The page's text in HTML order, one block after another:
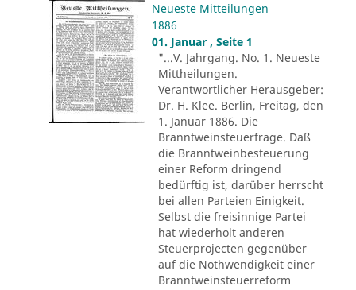
Neueste Mitteilungen
1886
01. Januar , Seite 1
"...V. Jahrgang. No. 1. Neueste
Mittheilungen.
Verantwortlicher Herausgeber:
Dr. H. Klee. Berlin, Freitag, den
1. Januar 1886. Die
Branntweinsteuerfrage. Daß
die Branntweinbesteuerung
einer Reform dringend
bedürftig ist, darüber herrscht
bei allen Parteien Einigkeit.
Selbst die freisinnige Partei
hat wiederholt anderen
Steuerprojecten gegenüber
auf die Nothwendigkeit einer
Branntweinsteuerreform